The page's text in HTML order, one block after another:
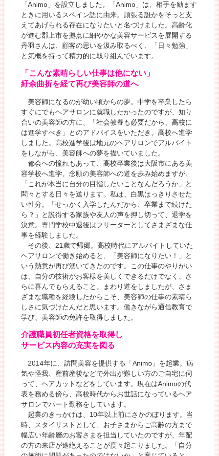
「Animo」を設立しました。「Animo」は、相手を励ます
ときに用いるスペイン語に由来。頑張る誰かをそっと支
えてあげられる存在になりたいと名づけました。高齢化
が進む郡上市を拠点に細やかな美容サービスを展開する
丹羽さんは、顧客の思いを汲み取るべく、「日々勉強」
と気概を持って精力的に取り組んでいます。
「こんな素晴らしい仕事は他にない」
紆余曲折を経て再び美容師の道へ
美容師になるのが幼い頃からの夢。中学を卒業したら
すぐにでもヘアサロンに就職したかったのですが、知り
合いの美容師の方に、「社会教養も必要だから、高校に
は進学すべき」とのアドバイスをいただき、高校へ進学
しました。高校進学後は地元のヘアサロンでアルバイト
をしながら、美容師への夢を描いていました。
都会への憧れもあって、高校卒業後は大阪市にある美
容学校へ進学。念願の美容師への道を歩み始めますが、
「これが本当に自分の目指したいことなんだろうか」と
悶々とする日々を送ります。私は、白黒はっきりさせた
い性分。「せっかく入学したんだから、卒業まで続けた
ら？」と説得する家族や友人の声を押し切って、退学を
決意。専門学校中退後はフリーターとしてさまざまな仕
事を経験しました。
その後、21歳で帰郷。高校時代にアルバイトしていた
ヘアサロンで働き始めると、「美容師になりたい！」と
いう熱意が再び湧いてきたのです。この仕事のやりがい
は、自分の技術がお客様を美しくできるだけでなく、さ
らに喜んでもらえること。まわり道をしましたが、さま
ざまな職種を経験したからこそ、美容師の仕事の素晴ら
しさに気づけたんだと思います。働きながら通信教育で
学び、美容師の免許を取得しました。
介護職員初任者資格を取得し
サービス内容の充実を図る
2014年に、訪問美容を提供する「Animo」を起業。病
気や怪我、産前産後などで外出が難しい方のご自宅に伺
って、ヘアカットなどをしています。現在はAnimoの代
表を務める傍ら、高校時代からお世話になっているヘア
サロンでパート勤務をしています。
起業のきっかけは、10年以上前にさかのぼります。当
時、スタイリストとして、お子さまからご高齢の方まで
幅広い年齢層のお客さまを担当していたのですが、年配
の方の来店が途絶えることが度々起こりました。「自分